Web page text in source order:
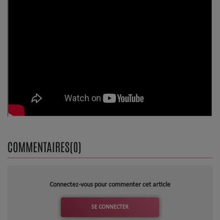
Titres diffusés
COMMENTAIRES(0)
Connectez-vous pour commenter cet article
SE CONNECTER